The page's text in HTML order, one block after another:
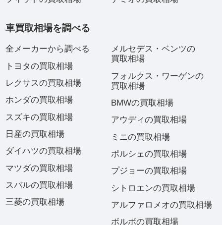
車買取相場を調べる
全メーカーから調べる
トヨタの買取相場
レクサスの買取相場
ホンダの買取相場
スズキの買取相場
日産の買取相場
ダイハツの買取相場
マツダの買取相場
スバルの買取相場
三菱の買取相場
メルセデス・ベンツの
買取相場
フォルクス・ワーゲンの
買取相場
BMWの買取相場
アウディの買取相場
ミニの買取相場
ポルシェの買取相場
プジョーの買取相場
シトロエンの買取相場
アルファロメオの買取相場
ボルボの買取相場